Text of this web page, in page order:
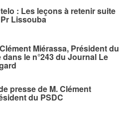
: Les leçons à retenir suite
Lissouba
Miérassa, Président du
dans le n°243 du Journal Le
presse de M. Clément
du PSDC